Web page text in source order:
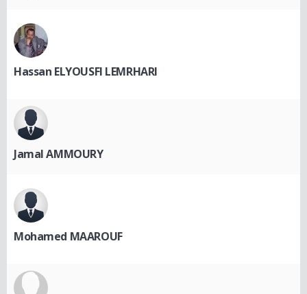
Hassan ELYOUSFI LEMRHARI
Jamal AMMOURY
Mohamed MAAROUF